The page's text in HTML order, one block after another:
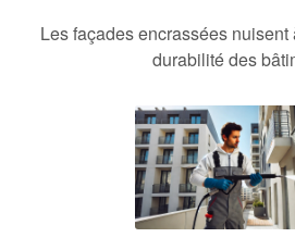
Les façades encrassées nuisent
durabilité des